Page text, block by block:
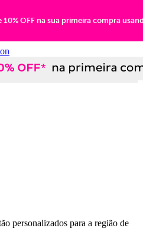
10% OFF na sua primeira compra
personalizados para a região de